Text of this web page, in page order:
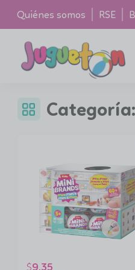
Quiénes somos RSE
Categoría:
$9.35